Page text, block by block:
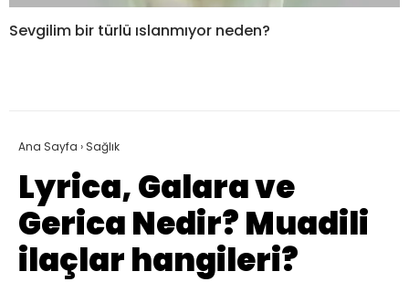
Sevgilim bir türlü ıslanmıyor neden?
Ana Sayfa › Sağlık
Lyrica, Galara ve
Gerica Nedir? Muadili
ilaçlar hangileri?